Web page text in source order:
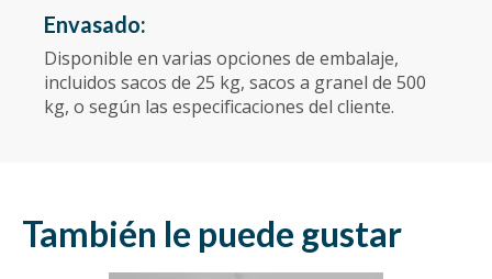
Envasado:
Disponible en varias opciones de embalaje,
incluidos sacos de 25 kg, sacos a granel de 500
kg, o según las especificaciones del cliente.
También le puede gustar